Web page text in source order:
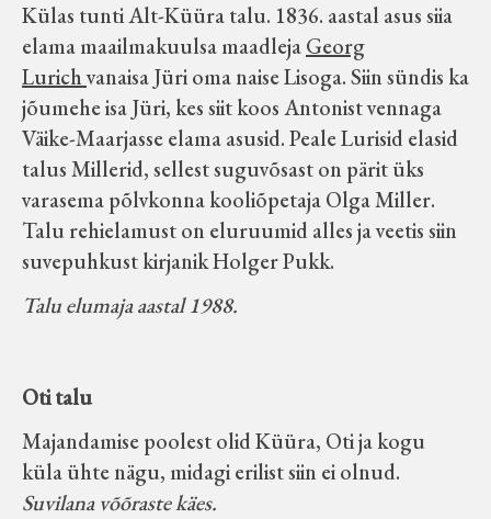
Külas tunti Alt-Küüra talu. 1836. aastal asus siia
elama maailmakuulsa maadlejaGeorg
Lurichvanaisa Jüri oma naise Lisoga. Siin sündis ka
jõumehe isa Jüri, kes siit koos Antonist vennaga
Väike-Maarjasse elama asusid. Peale Lurisid elasid
talus Millerid, sellest suguvõsast on pärit üks
varasema põlvkonna kooliõpetaja Olga Miller.
Talu rehielamust on eluruumid alles ja veetis siin
suvepuhkust kirjanik Holger Pukk.
Talu elumaja aastal 1988.
Oti talu
Majandamise poolest olid Küüra, Oti ja kogu
küla ühte nägu, midagi erilist siin ei olnud.
Suvilana võõraste käes.